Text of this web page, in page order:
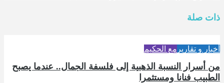
ذات صلة
أخبار و تقارير مع الحكيم
من أسرار النسبة الذهبية إلى فلسفة الجمال.. عندما يصبح
الطبيب فنانا ومستثمرا